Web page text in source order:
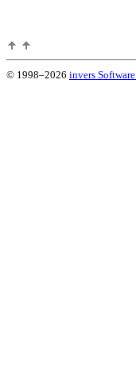
© 1998–2026 invers Software.